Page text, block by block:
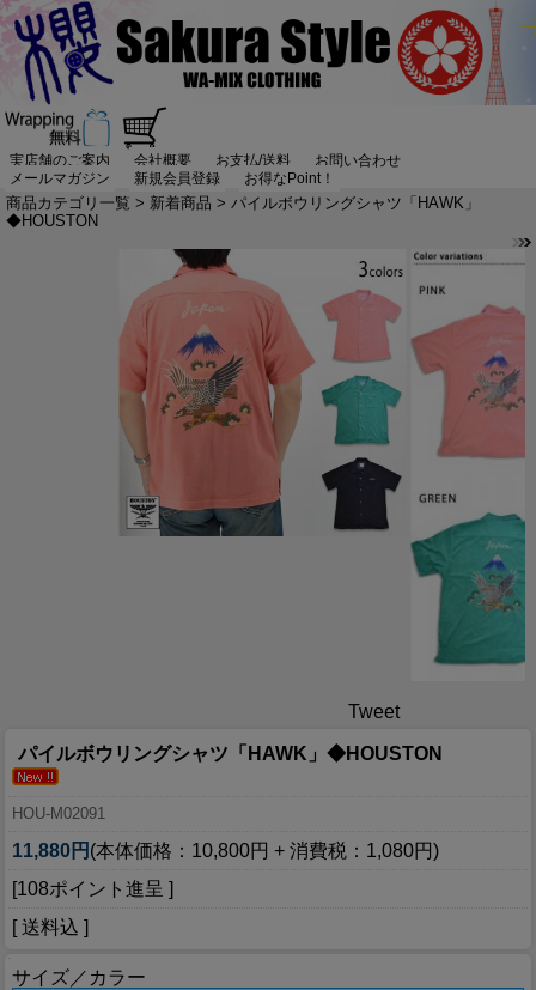
実店舗のご案内 会社概要 お支払/送料
お問い合わせ
メールマガジン
新規会員登録 お得なPoint！
商品カテゴリ一覧 > 新着商品 > パイルボウリングシャツ「HAWK」
◆HOUSTON
Tweet
パイルボウリングシャツ「HAWK」◆HOUSTON
HOU-M02091
11,880円 (本体価格：10,800円 + 消費税：1,080円)
[108ポイント進呈 ]
[ 送料込 ]
サイズ／カラー